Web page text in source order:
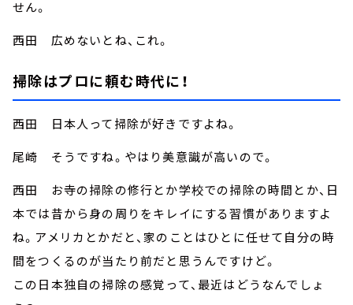
せん。
西田 広めないとね、これ。
掃除はプロに頼む時代に！
西田 日本人って掃除が好きですよね。
尾崎 そうですね。やはり美意識が高いので。
西田 お寺の掃除の修行とか学校での掃除の時間とか、日
本では昔から身の周りをキレイにする習慣がありますよ
ね。アメリカとかだと、家のことはひとに任せて自分の時
間をつくるのが当たり前だと思うんですけど。
この日本独自の掃除の感覚って、最近はどうなんでしょ